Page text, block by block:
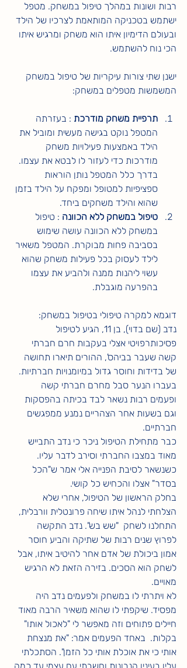
רבות ושונות במהלך טיפול במשחק. מטפל
ישתמש בטכניקה המותאמת לצרכיו של הילד
ובעולם הדימיון איתו הוא משחק ומרגיש איתו
הכי נוח להשתמש.
ישנן שתי צורות עיקריות של טיפול במשחק
המשמשות מטפלים במשחק:
תרפיית משחק מודרכת : בעזרתה
המטפל נוקט בגישה מעשית ומוביל את
הילד באמצעות פעילויות משחק
מודרכות כדי לעזור לו לבטא את עצמו.
בדרך כלל המטפל נותן הוראות
ספציפיות למטופל ומפקח על הילד בזמן
שהוא והילד משחקים ביחד.
טיפול במשחק ללא הכוונה : טיפול
במשחק ללא הכוונה עושה שימוש
בסביבה פחות מבוקרת. המטפל משאיר
לילד לעסוק בכל פעילות משחק שהוא
עשוי ליהנות ממנה ולהביע את עצמו
בהפרעה מוגבלת.
דוגמא למקרה טיפולי בטיפול במשחק:
נדב (שם בדוי), בן 11, הגיע לטיפול
פסיכותרפויטי אצלי בעקבות חרם חברתי
קשה שעבר בביהס', ההורים תיארו תחושה
של בדידות וחוסר גדול במיומנויות חברתיות.
בעברו הנער סבל מחרם חברתי קשה
ופעמים רבות נשאר לבד בכיתה בהפסקות
וגם בשעות אחר הצהריים נמנע ממפגשים
חברתיים.
כבר מתחילת הטיפול ניכר כי נדב התבייש
מאוד במצבו החברתי וסירב לדבר עליו.
כשנשאר לסיבת הפנייה אלי אמר ש"הכל
בסדר" אצלו והכחיש כל קושי.
בחלק הראשון של הטיפול, אחרי שלא
הצלחתי לנהל איתו שיחה פרונטלית וורבלית,
התחלנו לשחק  "שש בש". נדב התקשה
לפרוץ שנים רבות של שתיקה והביע חוסר
אמון ביכולת של אדם אחר להיטיב איתו, אבל
לשחק הוא הסכים. בזירה הזאת לא הרגיש
מאויים.
לא ויתרתי לו במשחק ולפעמים נדב היה
מפסיד. שיקפתי לו שהוא משאיר הרבה מאוד
חיילים פתוחים וזה מאפשר לי "לאכול אותו"
בקלות.  באחד הפעמים אמר: "את מנצחת
אותי כי את אוכלת אותי כל הזמן". הסתכלתי